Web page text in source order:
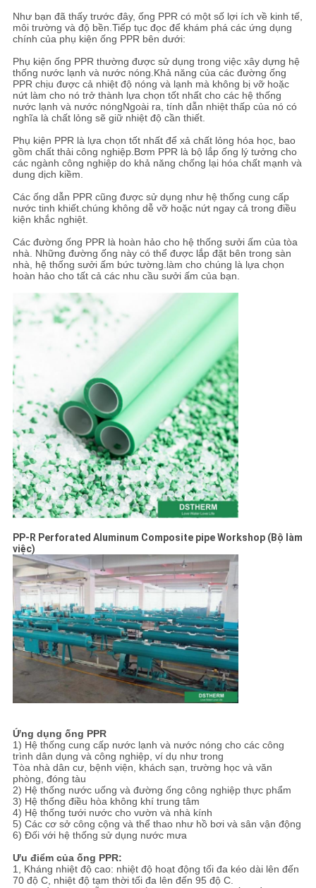
Như bạn đã thấy trước đây, ống PPR có một số lợi ích về kinh tế,
môi trường và độ bền.Tiếp tục đọc để khám phá các ứng dụng
chính của phụ kiện ống PPR bên dưới:
Phụ kiện ống PPR thường được sử dụng trong việc xây dựng hệ
thống nước lạnh và nước nóng.Khả năng của các đường ống
PPR chịu được cả nhiệt độ nóng và lạnh mà không bị vỡ hoặc
nứt làm cho nó trở thành lựa chọn tốt nhất cho các hệ thống
nước lạnh và nước nóngNgoài ra, tính dẫn nhiệt thấp của nó có
nghĩa là chất lỏng sẽ giữ nhiệt độ cần thiết.
Phụ kiện PPR là lựa chọn tốt nhất để xả chất lỏng hóa học, bao
gồm chất thải công nghiệp.Bơm PPR là bộ lắp ống lý tưởng cho
các ngành công nghiệp do khả năng chống lại hóa chất mạnh và
dung dịch kiềm.
Các ống dẫn PPR cũng được sử dụng như hệ thống cung cấp
nước tinh khiết.chúng không dễ vỡ hoặc nứt ngay cả trong điều
kiện khắc nghiệt.
Các đường ống PPR là hoàn hảo cho hệ thống sưởi ấm của tòa
nhà. Những đường ống này có thể được lắp đặt bên trong sàn
nhà, hệ thống sưởi ấm bức tường.làm cho chúng là lựa chọn
hoàn hảo cho tất cả các nhu cầu sưởi ấm của bạn.
PP-R Perforated Aluminum Composite pipe Workshop (Bộ làm
việc)
Ứng dụng ống PPR
1) Hệ thống cung cấp nước lạnh và nước nóng cho các công
trình dân dụng và công nghiệp, ví dụ như trong
Tòa nhà dân cư, bệnh viện, khách sạn, trường học và văn
phòng, đóng tàu
2) Hệ thống nước uống và đường ống công nghiệp thực phẩm
3) Hệ thống điều hòa không khí trung tâm
4) Hệ thống tưới nước cho vườn và nhà kính
5) Các cơ sở công cộng và thể thao như hồ bơi và sân vận động
6) Đối với hệ thống sử dụng nước mưa
Ưu điểm của ống PPR:
1, Kháng nhiệt độ cao: nhiệt độ hoạt động tối đa kéo dài lên đến
70 độ C, nhiệt độ tạm thời tối đa lên đến 95 độ C.